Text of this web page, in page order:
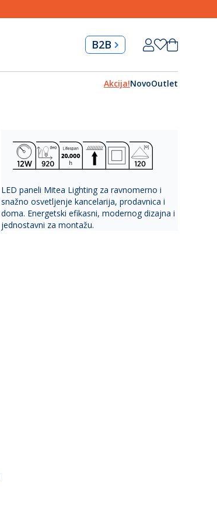
B2B Korpa
Akcija!NovoOutlet
LED paneli Mitea Lighting za ravnomerno i
snažno osvetljenje kancelarija, prodavnica i
doma. Energetski efikasni, modernog dizajna i
jednostavni za montažu.